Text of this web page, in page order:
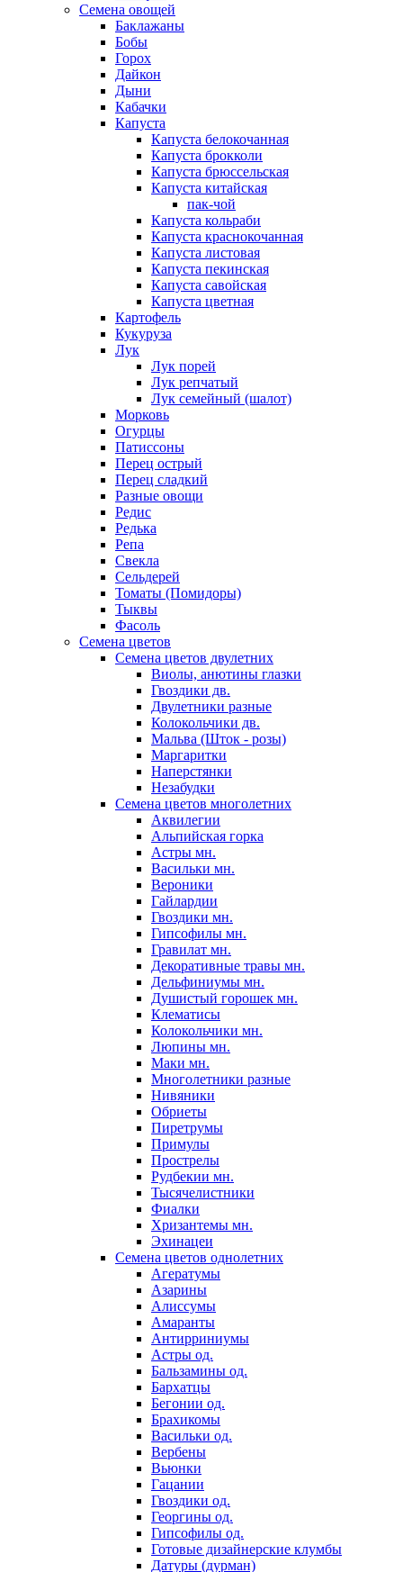
Семена овощей
Баклажаны
Бобы
Горох
Дайкон
Дыни
Кабачки
Капуста
Капуста белокочанная
Капуста брокколи
Капуста брюссельская
Капуста китайская
пак-чой
Капуста кольраби
Капуста краснокочанная
Капуста листовая
Капуста пекинская
Капуста савойская
Капуста цветная
Картофель
Кукуруза
Лук
Лук порей
Лук репчатый
Лук семейный (шалот)
Морковь
Огурцы
Патиссоны
Перец острый
Перец сладкий
Разные овощи
Редис
Редька
Репа
Свекла
Сельдерей
Томаты (Помидоры)
Тыквы
Фасоль
Семена цветов
Семена цветов двулетних
Виолы, анютины глазки
Гвоздики дв.
Двулетники разные
Колокольчики дв.
Мальва (Шток - розы)
Маргаритки
Наперстянки
Незабудки
Семена цветов многолетних
Аквилегии
Альпийская горка
Астры мн.
Васильки мн.
Вероники
Гайлардии
Гвоздики мн.
Гипсофилы мн.
Гравилат мн.
Декоративные травы мн.
Дельфиниумы мн.
Душистый горошек мн.
Клематисы
Колокольчики мн.
Люпины мн.
Маки мн.
Многолетники разные
Нивяники
Обриеты
Пиретрумы
Примулы
Прострелы
Рудбекии мн.
Тысячелистники
Фиалки
Хризантемы мн.
Эхинацеи
Семена цветов однолетних
Агератумы
Азарины
Алиссумы
Амаранты
Антирриниумы
Астры од.
Бальзамины од.
Бархатцы
Бегонии од.
Брахикомы
Васильки од.
Вербены
Вьюнки
Гацании
Гвоздики од.
Георгины од.
Гипсофилы од.
Готовые дизайнерские клумбы
Датуры (дурман)